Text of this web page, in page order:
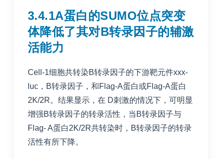
3.4.1A蛋白的SUMO位点突变
体降低了其对B转录因子的辅激
活能力
Cell-1细胞共转染B转录因子的下游靶元件xxx-
luc，B转录因子，和Flag-A蛋白或Flag-A蛋白
2K/2R。结果显示，在 D刺激的情况下，可明显
增强B转录因子的转录活性，当B转录因子与
Flag- A蛋白2K/2R共转染时，B转录因子的转录
活性有所下降。